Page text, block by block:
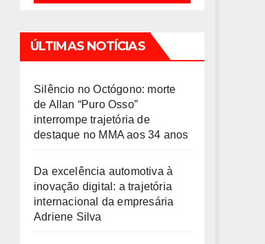
ÚLTIMAS NOTÍCIAS
Silêncio no Octógono: morte
de Allan “Puro Osso”
interrompe trajetória de
destaque no MMA aos 34 anos
Da excelência automotiva à
inovação digital: a trajetória
internacional da empresária
Adriene Silva